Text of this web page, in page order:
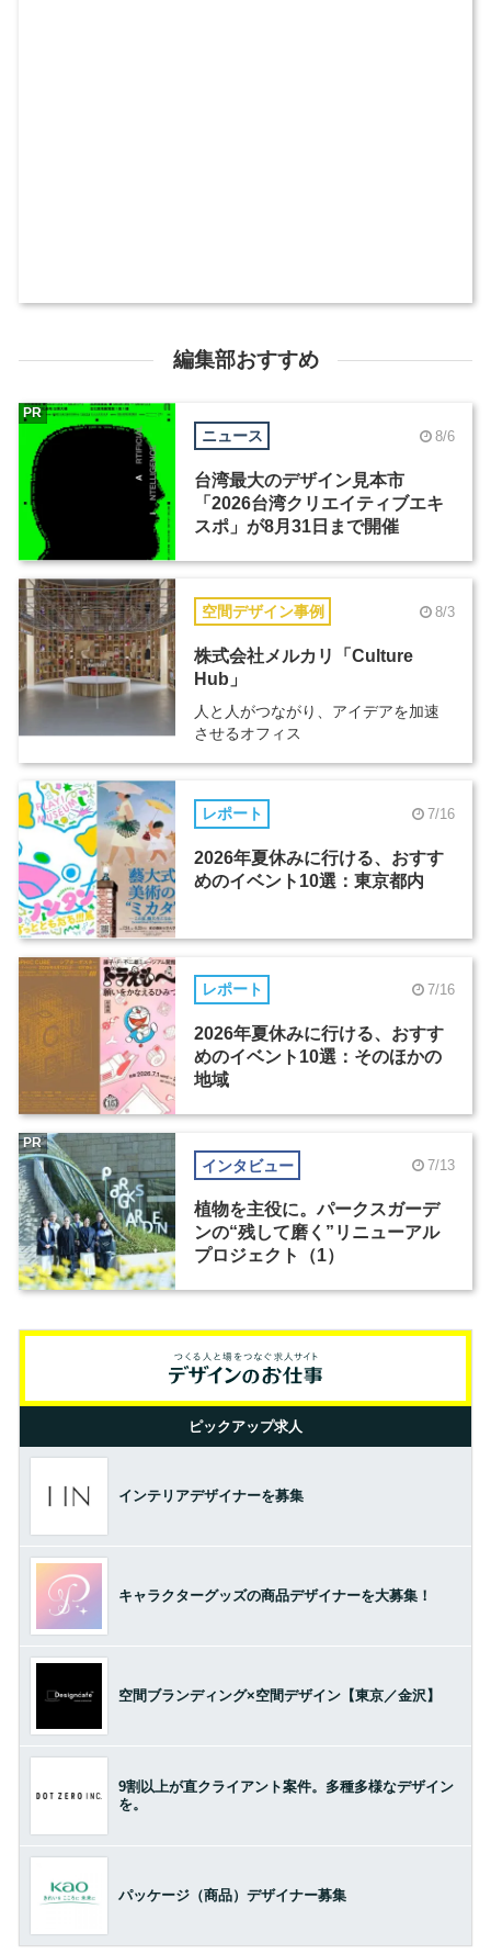
編集部おすすめ
ニュース 8/6
台湾最大のデザイン見本市
「2026台湾クリエイティブエキ
スポ」が8月31日まで開催
PR
空間デザイン事例 8/3
株式会社メルカリ「Culture
Hub」
人と人がつながり、アイデアを加速
させるオフィス
レポート 7/16
2026年夏休みに行ける、おすす
めのイベント10選：東京都内
レポート 7/16
2026年夏休みに行ける、おすす
めのイベント10選：そのほかの
地域
インタビュー 7/13
植物を主役に。パークスガーデ
ンの“残して磨く”リニューアル
プロジェクト（1）
PR
ピックアップ求人
インテリアデザイナーを募集
キャラクターグッズの商品デザイナーを大募集！
空間ブランディング×空間デザイン【東京／金沢】
9割以上が直クライアント案件。多種多様なデザイン
を。
パッケージ（商品）デザイナー募集